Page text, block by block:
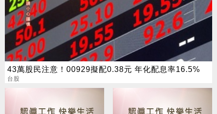
43萬股民注意！00929擬配0.38元 年化配息率16.5%
台股